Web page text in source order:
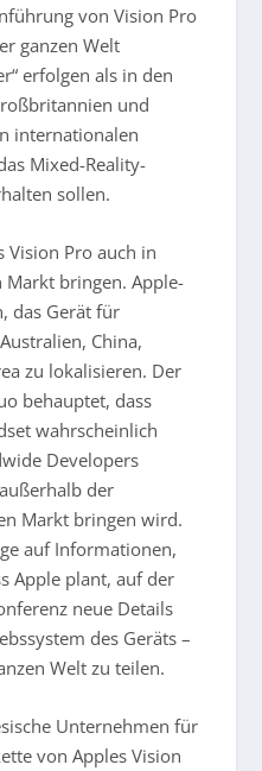
von Vision Pro
ganzen Welt
erfolgen als in den
und
internationalen
Mixed-Reality-
sollen.
Vision Pro auch in
Markt bringen. Apple-
das Gerät für
China,
zu lokalisieren. Der
behauptet, dass
wahrscheinlich
Developers
der
Markt bringen wird.
auf Informationen,
Apple plant, auf der
neue Details
des Geräts –
Welt zu teilen.
Unternehmen für
von Apples Vision